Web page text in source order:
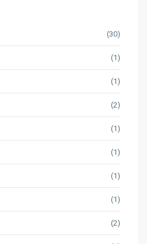
(30)
(1)
(1)
(2)
(1)
(1)
(1)
(1)
(2)